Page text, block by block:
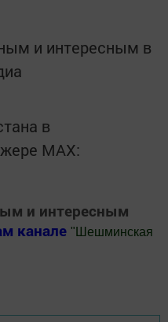
и интересным в
в
MАХ:
и интересным
канале " Шешминская